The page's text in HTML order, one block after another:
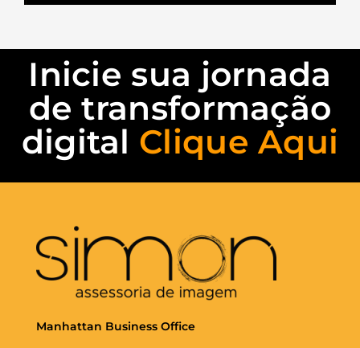
Inicie sua jornada
de transformação
digital Clique Aqui
Manhattan Business Office